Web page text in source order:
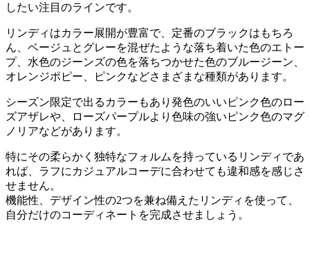
したい注目のラインです。
リンディはカラー展開が豊富で、定番のブラックはもちろ
ん、ベージュとグレーを混ぜたような落ち着いた色のエトー
プ、水色のジーンズの色を落ちつかせた色のブルージーン、
オレンジポピー、ピンクなどさまざまな種類があります。
シーズン限定で出るカラーもあり発色のいいピンク色のロー
ズアザレや、ローズパープルより色味の強いピンク色のマグ
ノリアなどがあります。
特にその柔らかく独特なフォルムを持っているリンディであ
れば、ラフにカジュアルコーデに合わせても違和感を感じさ
せません。
機能性、デザイン性の2つを兼ね備えたリンディを使って、
自分だけのコーディネートを完成させましょう。